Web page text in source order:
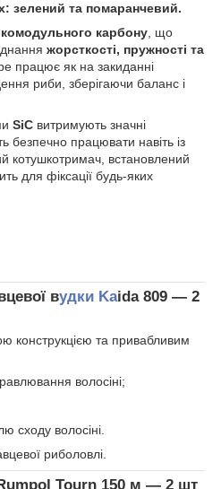
зелений та помаранчевий.
карбону, що
жорсткості, пружності та
працює як на закиданні
риби, зберігаючи баланс і
SiC витримують значні
безпечно працювати навіть із
встановлений
для фіксації будь-яких
вудки Kaida 809 — 2
конструкцією та привабливим
волосіні;
сходу волосіні.
риболовлі.
Tourn 150 м — 2 шт